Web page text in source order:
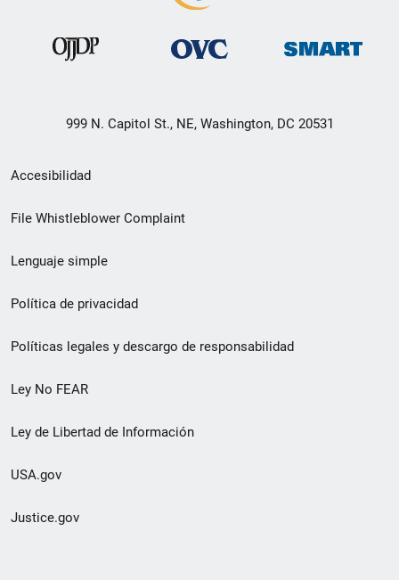
999 N. Capitol St., NE, Washington, DC 20531
Menú
de
de
pie
de
página
Accesibilidad
File Whistleblower Complaint
Lenguaje simple
Política de privacidad
Políticas legales y descargo de responsabilidad
Ley No FEAR
Ley de Libertad de Información
USA.gov
Justice.gov